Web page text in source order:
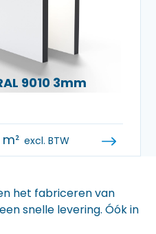
9010 3mm
excl. BTW
het fabriceren van
snelle levering. Óók in